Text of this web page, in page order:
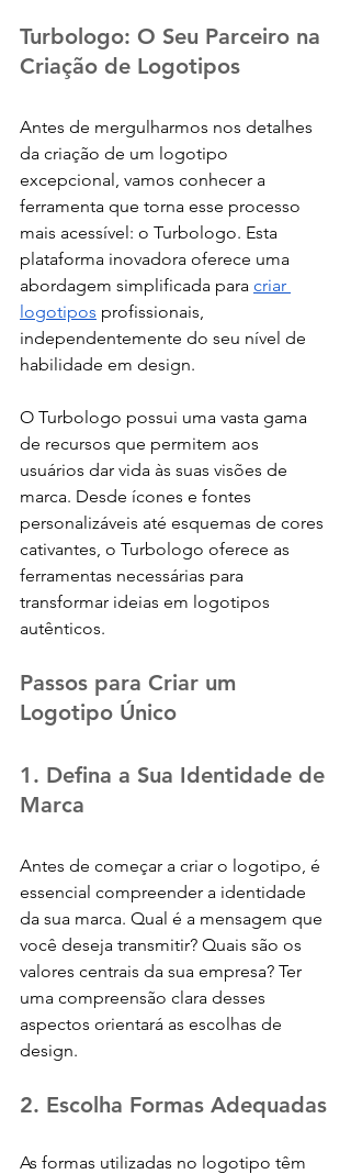
Turbologo: O Seu Parceiro na
Criação de Logotipos
Antes de mergulharmos nos detalhes
da criação de um logotipo
excepcional, vamos conhecer a
ferramenta que torna esse processo
mais acessível: o Turbologo. Esta
plataforma inovadora oferece uma
abordagem simplificada para criar
logotipos profissionais,
independentemente do seu nível de
habilidade em design.
O Turbologo possui uma vasta gama
de recursos que permitem aos
usuários dar vida às suas visões de
marca. Desde ícones e fontes
personalizáveis até esquemas de cores
cativantes, o Turbologo oferece as
ferramentas necessárias para
transformar ideias em logotipos
autênticos.
Passos para Criar um
Logotipo Único
1. Defina a Sua Identidade de
Marca
Antes de começar a criar o logotipo, é
essencial compreender a identidade
da sua marca. Qual é a mensagem que
você deseja transmitir? Quais são os
valores centrais da sua empresa? Ter
uma compreensão clara desses
aspectos orientará as escolhas de
design.
2. Escolha Formas Adequadas
As formas utilizadas no logotipo têm